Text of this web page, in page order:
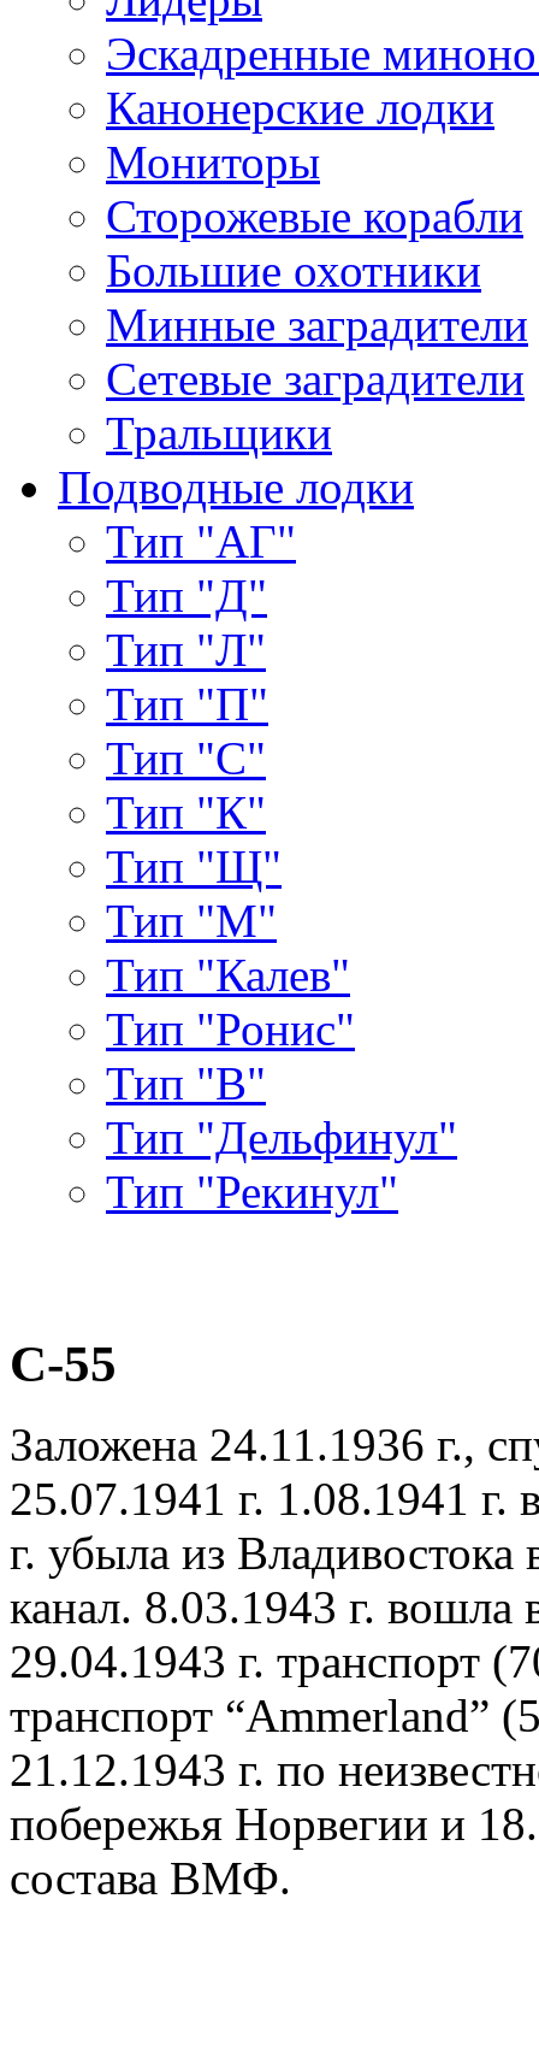
Эскадренные
Канонерские лодки
Мониторы
Сторожевые корабли
Большие охотники
Минные заградители
Сетевые заградители
Тральщики
Подводные лодки
Тип "АГ"
Тип "Д"
Тип "Л"
Тип "П"
Тип "С"
Тип "К"
Тип "Щ"
Тип "М"
Тип "Калев"
Тип "Ронис"
Тип "В"
Тип "Дельфинул"
Тип "Рекинул"
С-55
Заложена 24.11.1936 г.,
25.07.1941 г. 1.08.1941
г. убыла из
канал. 8.03.1943 г.
29.04.1943 г. транспорт
транспорт “Ammerland”
21.12.1943 г. по
побережья Норвегии и
состава ВМФ.